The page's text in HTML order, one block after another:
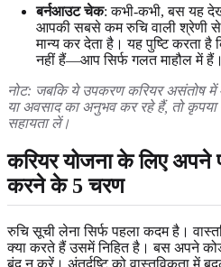
बर्नआउट चेक: कभी-कभी, बस यह
आपकी सबसे कम रुचि वाली श्रेणी
मान्य कर देता है। यह पुष्टि करता
नहीं हैं—आप सिर्फ गलत माहौल में हैं।
नोट: जबकि ये उपकरण करियर असंतोष में
या अवसाद का अनुभव कर रहे हैं, तो
सहायता लें।
करियर योजना के लिए अपने
करने के 5 चरण
रुचि सूची लेना सिर्फ पहला कदम है।
क्या करते हैं उसमें निहित है। बस अपने
बंद न करें। अंतर्दृष्टि को वास्तविकता में